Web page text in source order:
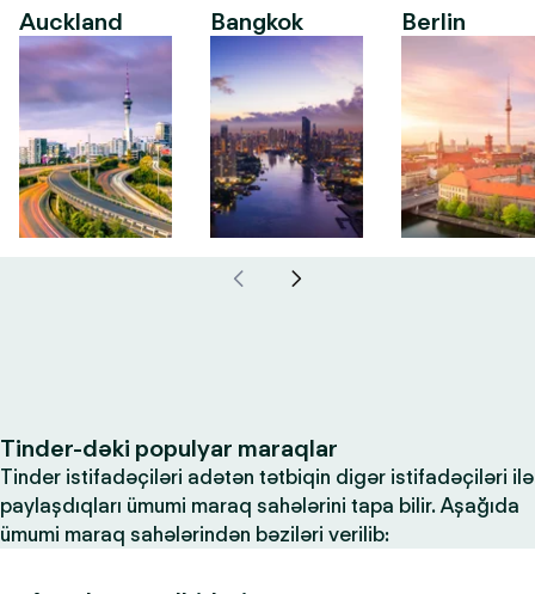
Auckland Bangkok Berlin
Tinder-dəki populyar maraqlar
Tinder istifadəçiləri adətən tətbiqin digər istifadəçiləri ilə
paylaşdıqları ümumi maraq sahələrini tapa bilir. Aşağıda
ümumi maraq sahələrindən bəziləri verilib: